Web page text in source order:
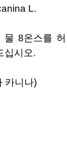
L.
물 8온스를
십시오.
카니나)